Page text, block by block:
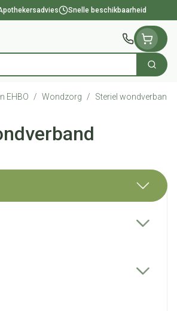
Snelle beschikbaarheid
Zoek
EHBO / Wondzorg / Steriel wondverband